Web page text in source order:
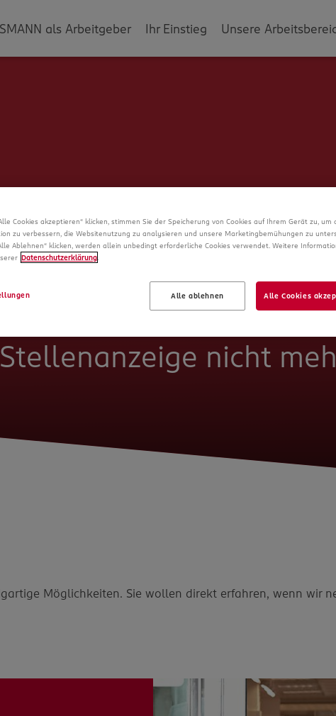
als Arbeitgeber Ihr Einstieg Unsere
Schade!
nicht
Möglichkeiten. Sie wollen direkt erfahren, wenn wir
Cookies akzeptieren“ klicken, stimmen Sie der Speicherung von Cookies auf Ihrem Gerät zu, um
zu verbessern, die Websitenutzung zu analysieren und unsere Marketingbemühungen zu
Ablehnen“ klicken, werden allein unbedingt erforderliche Cookies verwendet. Weitere
Datenschutzerklärung
Alle ablehnen Alle Cookies